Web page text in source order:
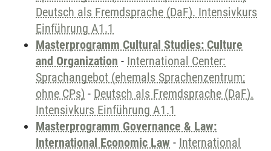
Deutsch als Fremdsprache (DaF). Intensivkurs
Einführung A1.1
Masterprogramm Cultural Studies: Culture
and Organization - International Center:
Sprachangebot (ehemals Sprachenzentrum;
ohne CPs) - Deutsch als Fremdsprache (DaF).
Intensivkurs Einführung A1.1
Masterprogramm Governance & Law:
International Economic Law - International